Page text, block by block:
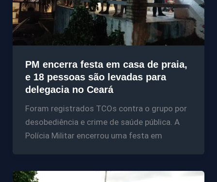
PM encerra festa em casa de praia,
e 18 pessoas são levadas para
delegacia no Ceará
Foram registrados TCOs contra o grupo por
desobediência e crime de saúde pública. A
Polícia Militar encerrou uma festa em